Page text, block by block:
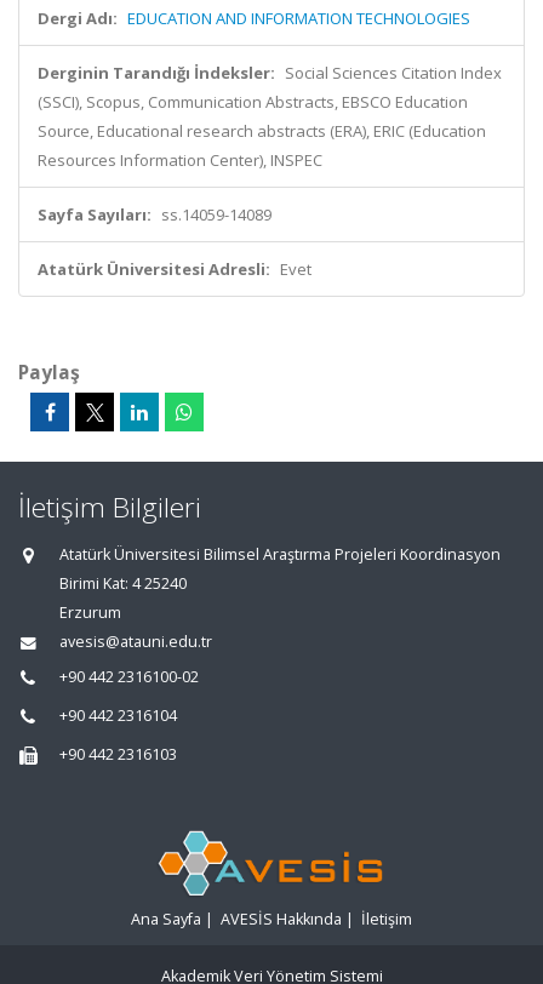
Dergi Adı: EDUCATION AND INFORMATION TECHNOLOGIES
Derginin Tarandığı İndeksler: Social Sciences Citation Index
(SSCI), Scopus, Communication Abstracts, EBSCO Education
Source, Educational research abstracts (ERA), ERIC (Education
Resources Information Center), INSPEC
Sayfa Sayıları: ss.14059-14089
Atatürk Üniversitesi Adresli: Evet
Paylaş
İletişim Bilgileri
Atatürk Üniversitesi Bilimsel Araştırma Projeleri Koordinasyon
Birimi Kat: 4 25240
Erzurum
avesis@atauni.edu.tr
+90 442 2316100-02
+90 442 2316104
+90 442 2316103
Ana Sayfa | AVESİS Hakkında | İletişim
Akademik Veri Yönetim Sistemi